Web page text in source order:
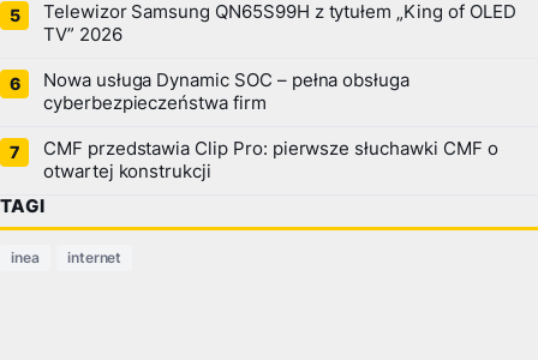
Telewizor Samsung QN65S99H z tytułem „King of OLED
TV” 2026
Nowa usługa Dynamic SOC – pełna obsługa
cyberbezpieczeństwa firm
CMF przedstawia Clip Pro: pierwsze słuchawki CMF o
otwartej konstrukcji
TAGI
inea internet